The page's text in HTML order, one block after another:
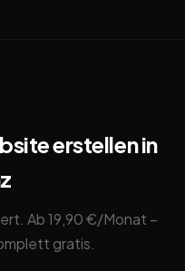
erstellen in
Ab 19,90 €/Monat –
gratis.